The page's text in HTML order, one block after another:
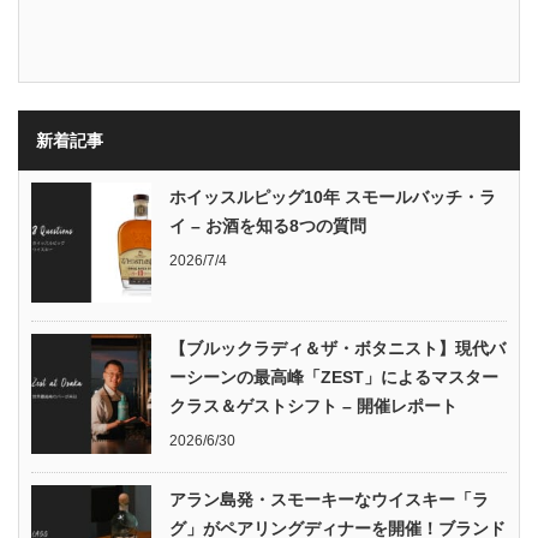
新着記事
ホイッスルピッグ10年 スモールバッチ・ラ
イ – お酒を知る8つの質問
2026/7/4
【ブルックラディ＆ザ・ボタニスト】現代バ
ーシーンの最高峰「ZEST」によるマスター
クラス＆ゲストシフト – 開催レポート
2026/6/30
アラン島発・スモーキーなウイスキー「ラ
グ」がペアリングディナーを開催！ブランド